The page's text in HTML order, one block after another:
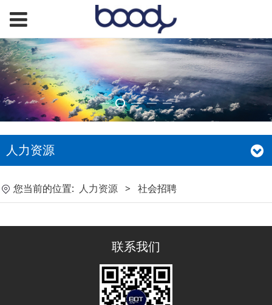
人力资源
您当前的位置: 人力资源 > 社会招聘
联系我们